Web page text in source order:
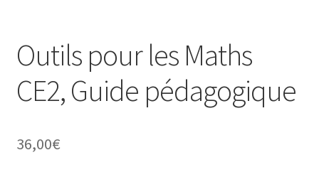
Outils pour les Maths
CE2, Guide pédagogique
36,00€